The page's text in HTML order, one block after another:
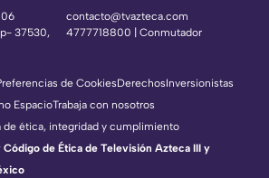
37530,
contacto@tvazteca.com
4777718800 | Conmutador
de CookiesDerechosInversionistas
EspacioTrabaja con nosotros
de ética, integridad y cumplimiento
de Ética de Televisión Azteca III y